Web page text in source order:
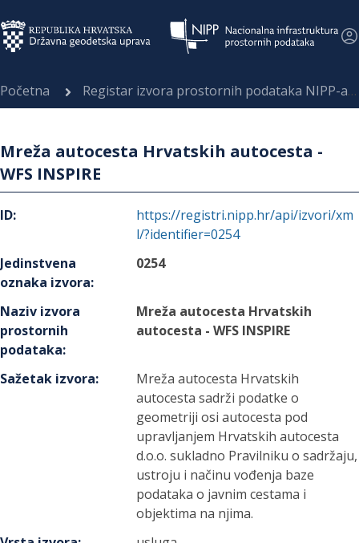
Početna Registar izvora prostornih podataka NIPP-a
Mreža autocesta Hrvatskih autocesta -
WFS INSPIRE
ID:
https://registri.nipp.hr/api/izvori/xm
l/?identifier=0254
Jedinstvena
oznaka izvora:
0254
Naziv izvora
prostornih
podataka:
Mreža autocesta Hrvatskih
autocesta - WFS INSPIRE
Sažetak izvora:
Mreža autocesta Hrvatskih
autocesta sadrži podatke o
geometriji osi autocesta pod
upravljanjem Hrvatskih autocesta
d.o.o. sukladno Pravilniku o sadržaju,
ustroju i načinu vođenja baze
podataka o javnim cestama i
objektima na njima.